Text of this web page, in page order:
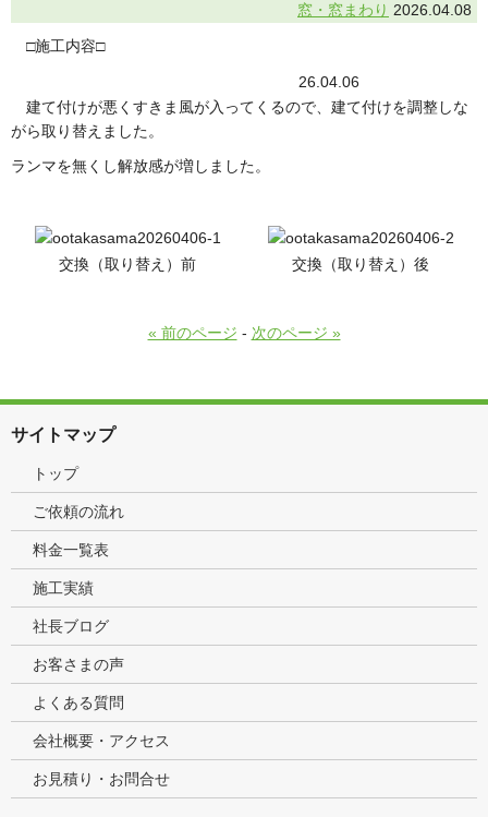
窓・窓まわり 2026.04.08
□施工内容□
26.04.06
建て付けが悪くすきま風が入ってくるので、建て付けを調整しな
がら取り替えました。
ランマを無くし解放感が増しました。
交換（取り替え）前 交換（取り替え）後
« 前のページ - 次のページ »
サイトマップ
トップ
ご依頼の流れ
料金一覧表
施工実績
社長ブログ
お客さまの声
よくある質問
会社概要・アクセス
お見積り・お問合せ